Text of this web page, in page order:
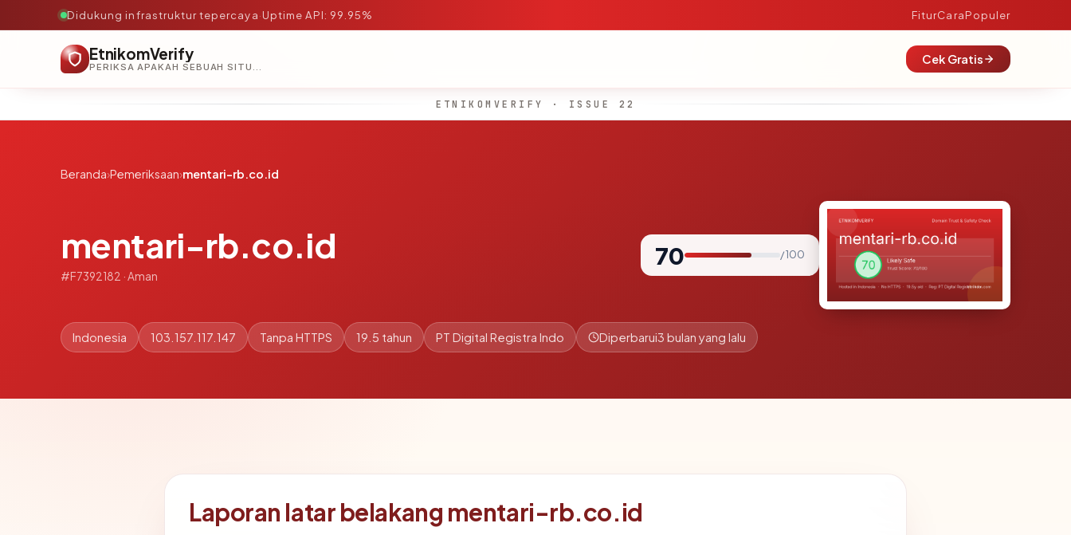
Didukung infrastruktur tepercaya·Uptime API: 99.95% FiturCaraPopuler
EtnikomVerify
PERIKSA APAKAH SEBUAH SITUS AMAN, TEPERCAYA, DAN TERVERIFIKASI DALAM HITUNGAN DETIK.
Cek Gratis
ETNIKOMVERIFY · ISSUE 22
Beranda›Pemeriksaan›mentari-rb.co.id
mentari-rb.co.id
#F7392182 · Aman
70 / 100
Indonesia 103.157.117.147 Tanpa HTTPS 19.5 tahun PT Digital Registra Indo Diperbarui3 bulan yang lalu
Laporan latar belakang mentari-rb.co.id